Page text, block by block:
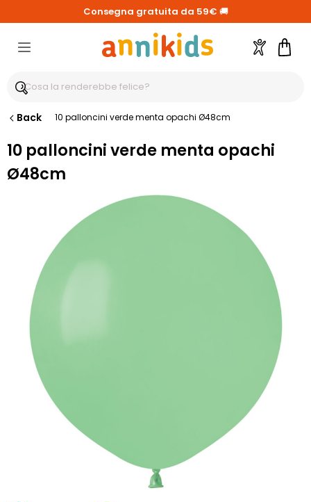
Consegna gratuita da 59€ 🚚
Account
Back 10 palloncini verde menta opachi Ø48cm
10 palloncini verde menta opachi
Ø48cm